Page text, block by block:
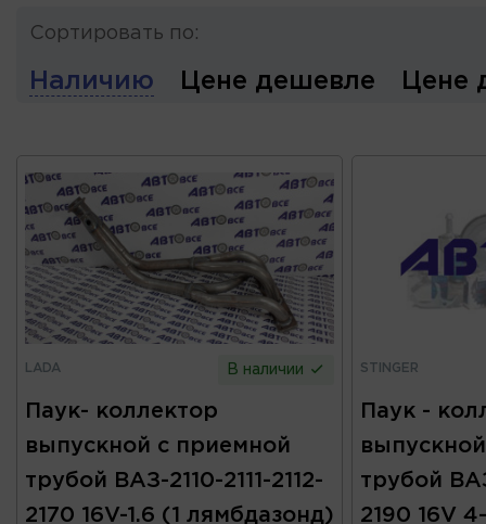
Сортировать по:
Наличию Цене дешевле Цене
LADA В наличии
Паук- коллектор
выпускной с приемной
трубой ВАЗ-2110-2111-2112-
2170 16V-1.6 (1 лямбдазонд)
STINGER
Паук -
трубой
2190 16V